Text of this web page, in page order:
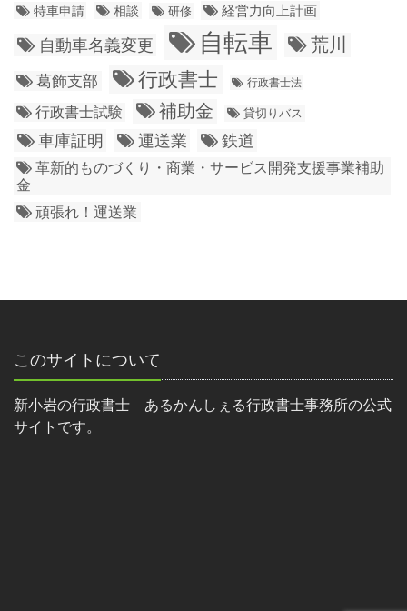
特車申請
相談 研修 経営力向上計画
自動車名義変更 自転車 荒川
葛飾支部 行政書士 行政書士法
行政書士試験 補助金 貸切りバス
車庫証明 運送業 鉄道
革新的ものづくり・商業・サービス開発支援事業補助
金
頑張れ！運送業
このサイトについて
新小岩の行政書士 あるかんしぇる行政書士事務所の公式
サイトです。